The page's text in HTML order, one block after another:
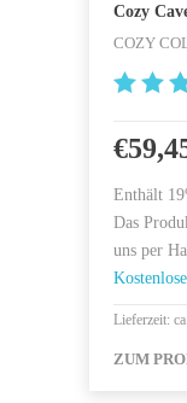
Cozy
COZY
von 5
€
Enthält
Das
uns per
Lieferzeit:
ZUM